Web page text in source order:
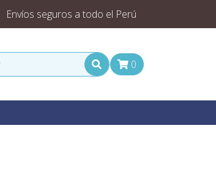
Envíos seguros a todo el Perú
0